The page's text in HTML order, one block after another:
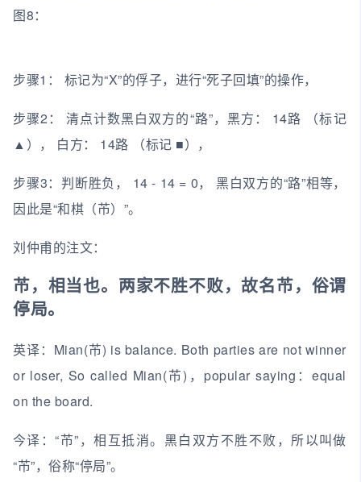
图8：
步骤1： 标记为“X”的俘子，进行“死子回填”的操作，
步骤2： 清点计数黑白双方的“路”，黑方： 14路 （标记
▲）， 白方： 14路 （标记 ■），
步骤3：判断胜负， 14 - 14 = 0， 黑白双方的“路”相等，
因此是“和棋（芇）”。
刘仲甫的注文：
芇，相当也。两家不胜不败，故名芇，俗谓
停局。
英译：Mian(芇) is balance. Both parties are not winner
or loser, So called Mian(芇)，popular saying：equal
on the board.
今译：“芇”，相互抵消。黑白双方不胜不败，所以叫做
“芇”，俗称“停局”。